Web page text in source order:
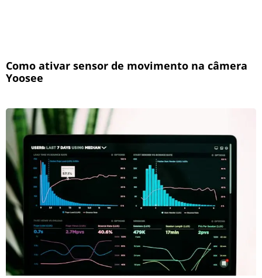
Como ativar sensor de movimento na câmera
Yoosee